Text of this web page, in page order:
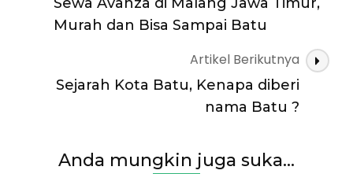
Murah dan Bisa Sampai Batu
Artikel Berikutnya
Sejarah Kota Batu, Kenapa diberi
nama Batu ?
Anda mungkin juga suka...